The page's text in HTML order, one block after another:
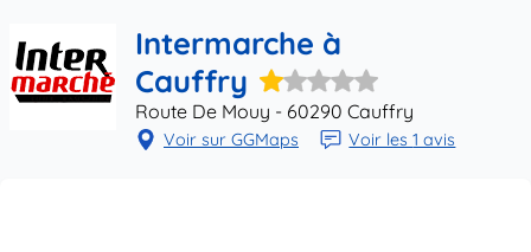
Intermarche à
Cauffry
Route De Mouy - 60290 Cauffry
Voir sur GGMaps Voir les1 avis